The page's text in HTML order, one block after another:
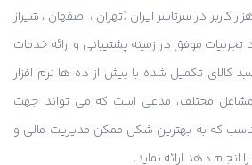
کاربر در سرتاسر ایران (تهران ، اصفهان ، شیراز
موفق در زمینه پشتیبانی و ارائه خدمات
تکمیل شده با بیش از ده ها نرم افزار
مختلف، مدعی است که می تواند جهت
که به بهترین شکل ممکن مدیریت مالی و
انجام دهد ارائه نماید.